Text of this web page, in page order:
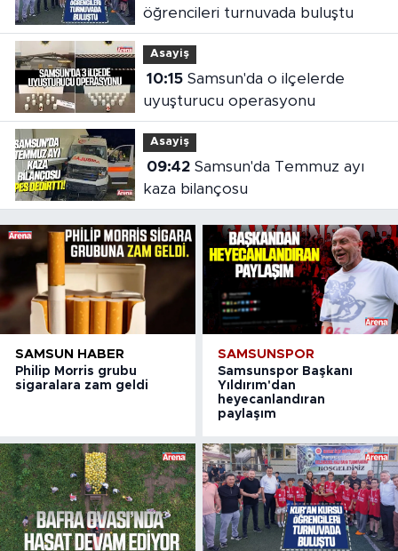
öğrencileri turnuvada buluştu
Asayiş
10:15Samsun'da o ilçelerde
uyuşturucu operasyonu
Asayiş
09:42Samsun'da Temmuz ayı
kaza bilançosu
SAMSUN HABER
Philip Morris grubu
sigaralara zam geldi
SAMSUNSPOR
Samsunspor Başkanı
Yıldırım'dan
heyecanlandıran
paylaşım